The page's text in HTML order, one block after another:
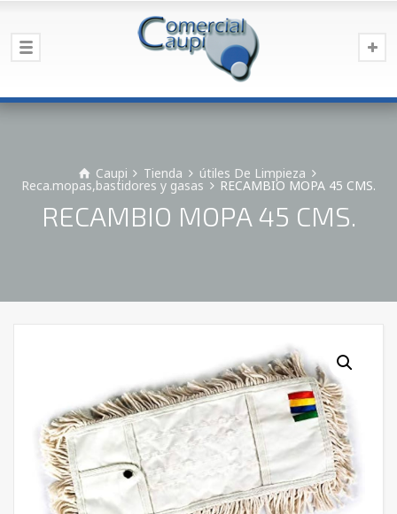
Caupi Tienda útiles De Limpieza
Reca.mopas,bastidores y gasas RECAMBIO MOPA 45 CMS.
RECAMBIO MOPA 45 CMS.